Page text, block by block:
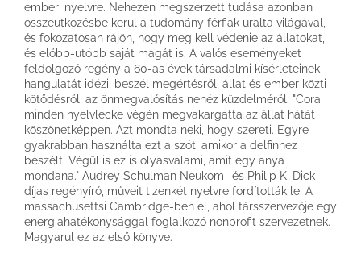
emberi nyelvre. Nehezen megszerzett tudása azonban
összeütközésbe kerül a tudomány férfiak uralta világával,
és fokozatosan rájön, hogy meg kell védenie az állatokat,
és előbb-utóbb saját magát is. A valós eseményeket
feldolgozó regény a 60-as évek társadalmi kísérleteinek
hangulatát idézi, beszél megértésről, állat és ember közti
kötődésről, az önmegvalósítás nehéz küzdelméről. "Cora
minden nyelvlecke végén megvakargatta az állat hátát
köszönetképpen. Azt mondta neki, hogy szereti. Egyre
gyakrabban használta ezt a szót, amikor a delfinhez
beszélt. Végül is ez is olyasvalami, amit egy anya
mondana." Audrey Schulman Neukom- és Philip K. Dick-
díjas regényíró, műveit tizenkét nyelvre fordították le. A
massachusettsi Cambridge-ben él, ahol társszervezője egy
energiahatékonysággal foglalkozó nonprofit szervezetnek.
Magyarul ez az első könyve.